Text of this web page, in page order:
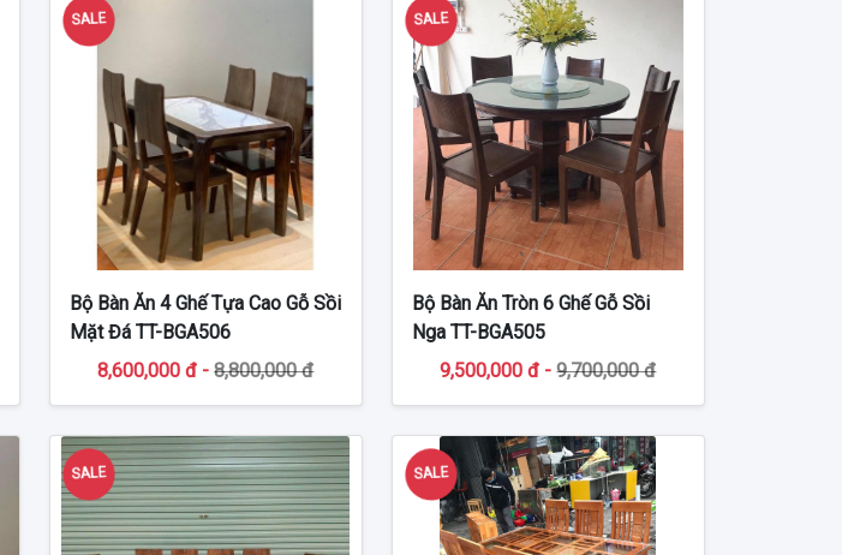
SALE
Bộ Bàn Ăn 4 Ghế Tựa Cao Gỗ Sồi
Mặt Đá TT-BGA506
8,600,000 đ -8,800,000 đ
SALE
Bộ Bàn Ăn Tròn 6 Ghế Gỗ Sồi
Nga TT-BGA505
9,500,000 đ -9,700,000 đ
SALE SALE